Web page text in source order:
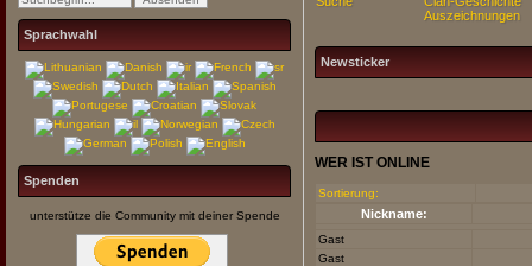
Sprachwahl
Spenden
unterstütze die Community mit deiner Spende
Auszeichnungen
Newsticker
WER IST ONLINE
Sortierung:
Nickname:
Gast
Gast